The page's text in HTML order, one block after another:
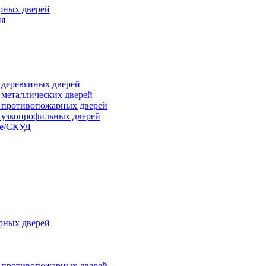
дверей
дверей
дверей
дверей
дверей
СКУД
дверей